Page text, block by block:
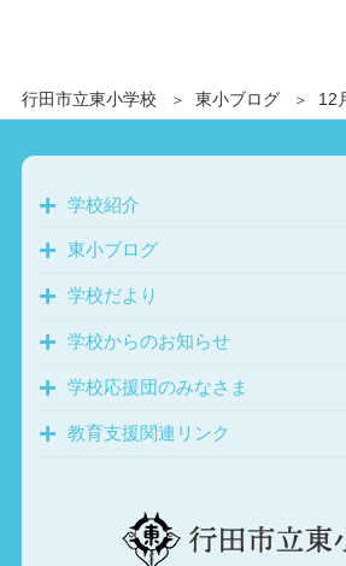
行田市立東小学校 東小ブログ 12月
学校紹介
東小ブログ
学校だより
学校からのお知らせ
学校応援団のみなさま
教育支援関連リンク